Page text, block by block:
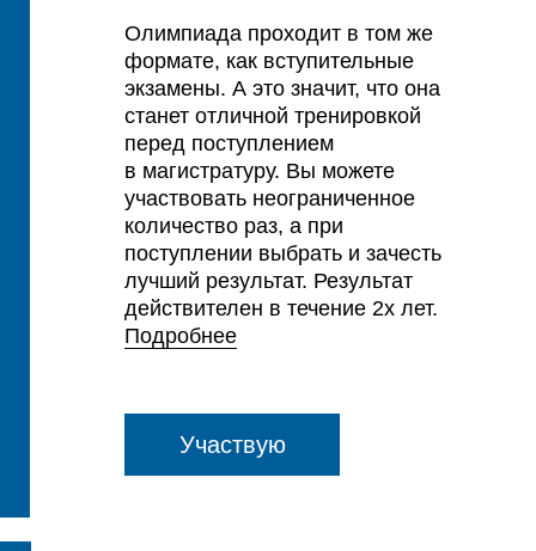
Олимпиада проходит в том же
формате, как вступительные
экзамены. А это значит, что она
станет отличной тренировкой
перед поступлением
в магистратуру. Вы можете
участвовать неограниченное
количество раз, а при
поступлении выбрать и зачесть
лучший результат. Результат
действителен в течение 2х лет.
Подробнее
Участвую